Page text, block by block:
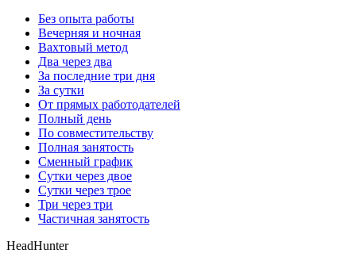
Без опыта работы
Вечерняя и ночная
Вахтовый метод
Два через два
За последние три дня
За сутки
От прямых работодателей
Полный день
По совместительству
Полная занятость
Сменный график
Сутки через двое
Сутки через трое
Три через три
Частичная занятость
HeadHunter